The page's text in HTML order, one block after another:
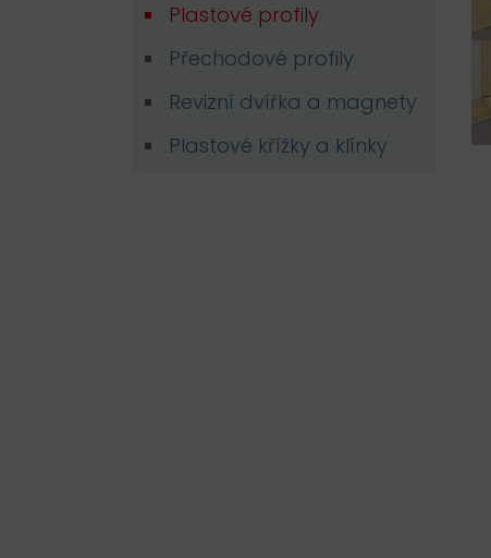
Plastové profily
Přechodové profily
Revizní dvířka a magnety
Plastové křížky a klínky